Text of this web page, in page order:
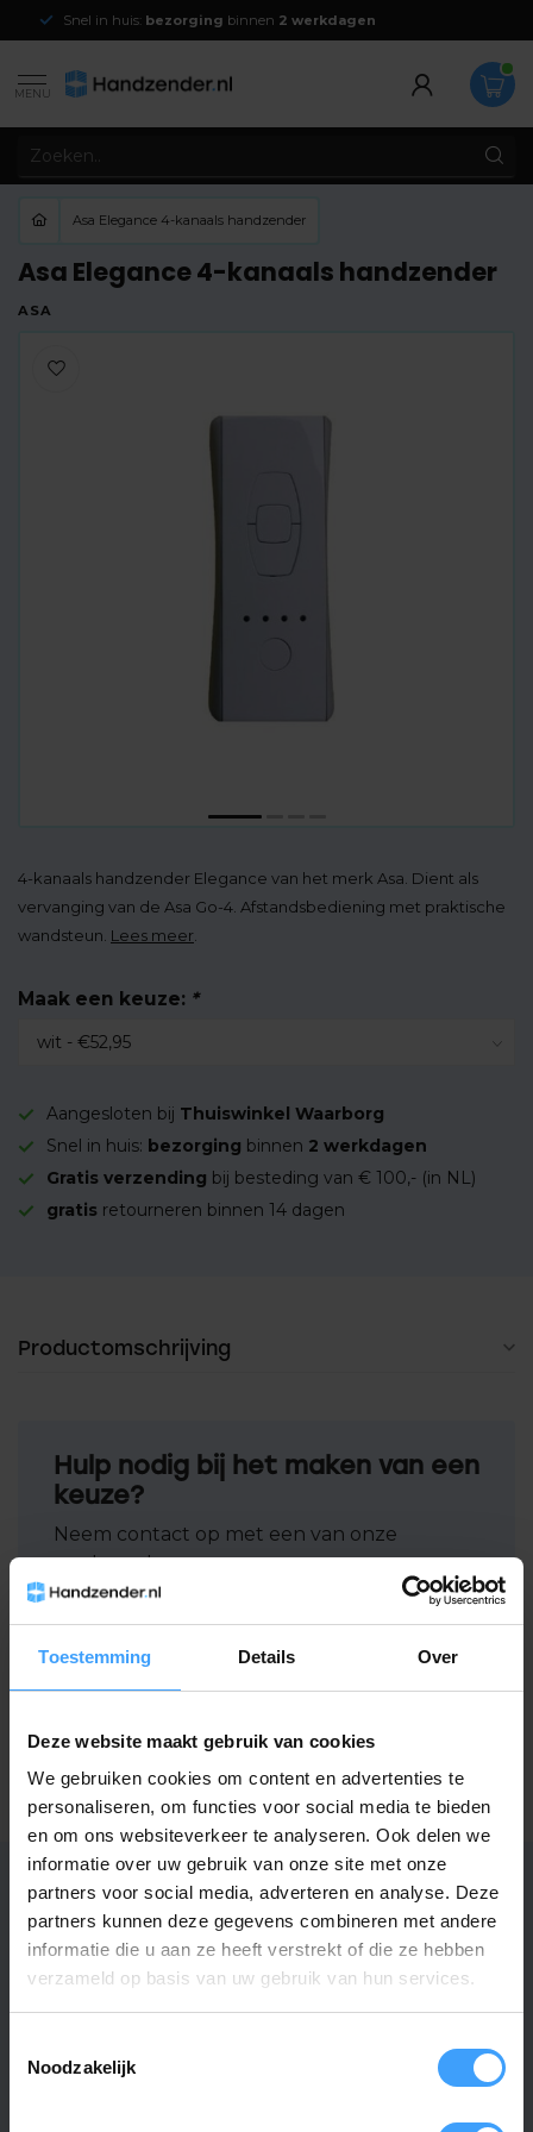
Toestemming Details Over
Deze website maakt gebruik van cookies
We gebruiken cookies om content en advertenties te
personaliseren, om functies voor social media te bieden
en om ons websiteverkeer te analyseren. Ook delen we
informatie over uw gebruik van onze site met onze
partners voor social media, adverteren en analyse. Deze
partners kunnen deze gegevens combineren met andere
informatie die u aan ze heeft verstrekt of die ze hebben
verzameld op basis van uw gebruik van hun services.
Noodzakelijk
Snel in huis: bezorging binnen 2 werkdagen
MENU
Asa Elegance 4-kanaals handzender
Asa Elegance 4-kanaals handzender
ASA
4-kanaals handzender Elegance van het merk Asa. Dient als
vervanging van de Asa Go-4. Afstandsbediening met praktische
wandsteun. Lees meer
Maak een keuze: *
Aangesloten bij Thuiswinkel Waarborg
Snel in huis: bezorging binnen 2 werkdagen
Gratis verzending bij besteding van € 100,- (in NL)
gratis retourneren binnen 14 dagen
Productomschrijving
Hulp nodig bij het maken van een
keuze?
Neem contact op met een van onze
medewerkers
Vraag het de expert
Gerelateerde producten
TypeError: Failed to fetch
https://www.handzender.nl/asa/
Specificaties
Artikelnummer 2512
EAN Code